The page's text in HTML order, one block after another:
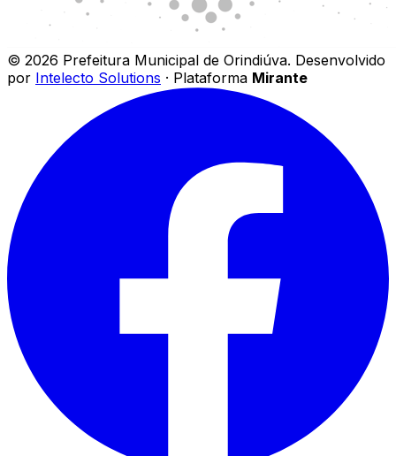
© 2026 Prefeitura Municipal de Orindiúva. Desenvolvido
por Intelecto Solutions · Plataforma Mirante